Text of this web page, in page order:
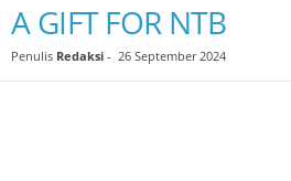
A GIFT FOR NTB
Penulis Redaksi - 26 September 2024